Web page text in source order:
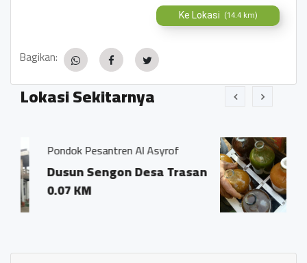
Ke Lokasi (14.4 km)
Bagikan:
Lokasi Sekitarnya
Al Asyrof
Desa Trasan
Jamu Tradisisional
Dsn. Sengon
Trasan Kec.
0.03 KM